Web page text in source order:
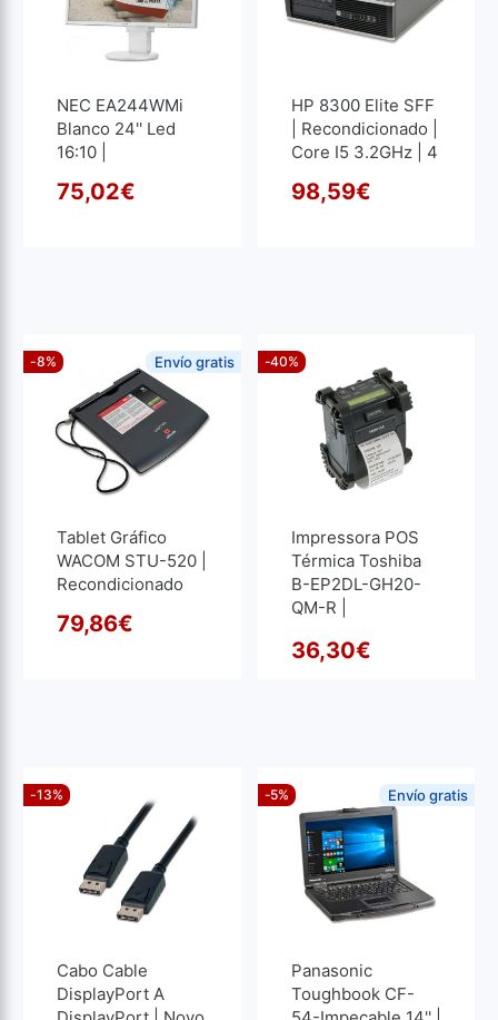
NEC EA244WMi
Blanco 24'' Led
16:10 |
1920x1200
O preço original era:
75,02€
O preço atual é: 75,02€.
HP 8300 Elite SFF
| Recondicionado |
Core I5 3.2GHz | 4
HDD
98,59€
Tablet Gráfico
WACOM STU-520 |
Recondicionado
O preço original era:
79,86€
O preço atual é: 79,86€.
-8% Envío gratis
Impressora POS
Térmica Toshiba
B-EP2DL-GH20-
QM-R |
36,30€
-40%
Cabo Cable
DisplayPort A
-13%
Panasonic
Toughbook CF-
-5% Envío gratis